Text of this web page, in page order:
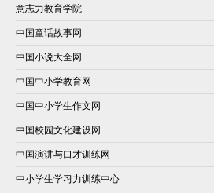
意志力教育学院
中国童话故事网
中国小说大全网
中国中小学教育网
中国中小学生作文网
中国校园文化建设网
中国演讲与口才训练网
中小学生学习力训练中心